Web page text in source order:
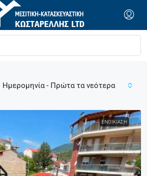
Ημερομηνία - Πρώτα τα νεότερα
ΕΝΟΙΚΊΑΣΗ